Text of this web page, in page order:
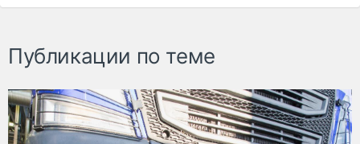
Публикации по теме